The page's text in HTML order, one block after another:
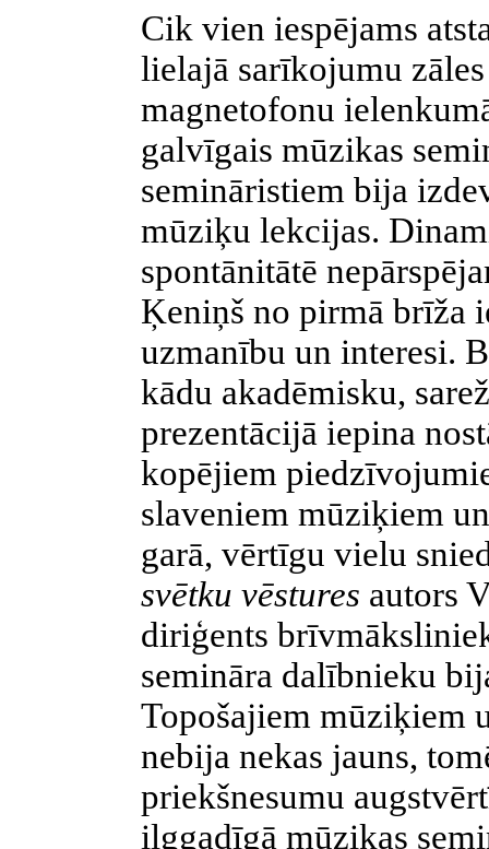
Cik vien iespējams
lielajā sarīkojumu
magnetofonu
galvīgais mūzikas
semināristiem bija
mūziķu lekcijas.
spontānitātē
Ķeniņš no pirmā brīža
uzmanību un interesi.
kādu akadēmisku,
prezentācijā iepina
kopējiem
slaveniem mūziķiem
garā, vērtīgu vielu
svētku vēstures autors
diriģents
semināra dalībnieku
Topošajiem mūziķiem
nebija nekas jauns,
priekšnesumu
ilggadīgā mūzikas